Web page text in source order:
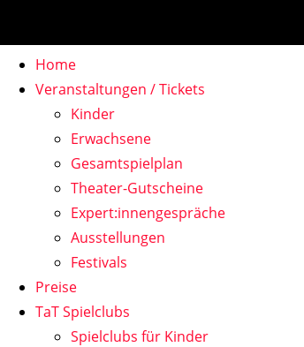
Home
Veranstaltungen / Tickets
Kinder
Erwachsene
Gesamtspielplan
Theater-Gutscheine
Expert:innengespräche
Ausstellungen
Festivals
Preise
TaT Spielclubs
Spielclubs für Kinder